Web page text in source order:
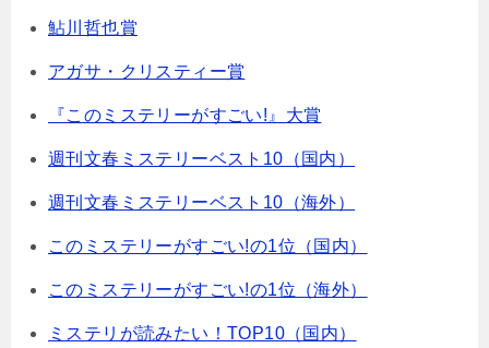
鮎川哲也賞
アガサ・クリスティー賞
『このミステリーがすごい!』大賞
週刊文春ミステリーベスト10（国内）
週刊文春ミステリーベスト10（海外）
このミステリーがすごい!の1位（国内）
このミステリーがすごい!の1位（海外）
ミステリが読みたい！TOP10（国内）